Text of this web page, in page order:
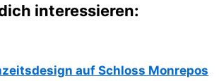
interessieren:
auf Schloss Monrepos